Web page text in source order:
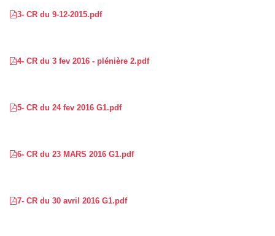
3- CR du 9-12-2015.pdf
4- CR du 3 fev 2016 - plénière 2.pdf
5- CR du 24 fev 2016 G1.pdf
6- CR du 23 MARS 2016 G1.pdf
7- CR du 30 avril 2016 G1.pdf